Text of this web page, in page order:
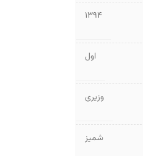
1394
اول
وزیری
شمیز